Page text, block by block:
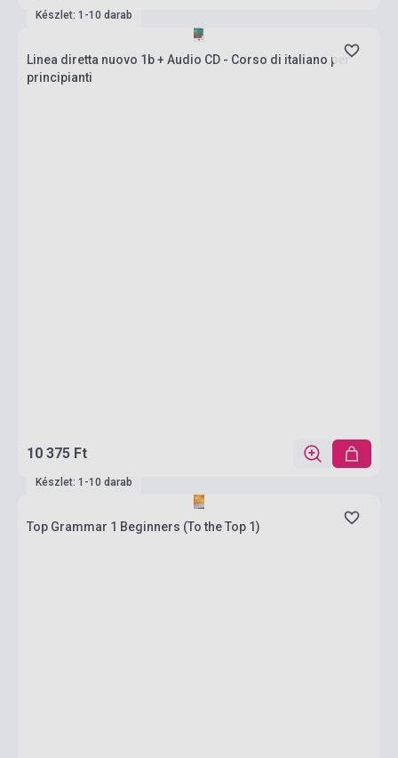
Készlet: 1-10 darab
Linea diretta nuovo 1b + Audio CD - Corso di italiano per
principianti
10 375 Ft
Készlet: 1-10 darab
Top Grammar 1 Beginners (To the Top 1)